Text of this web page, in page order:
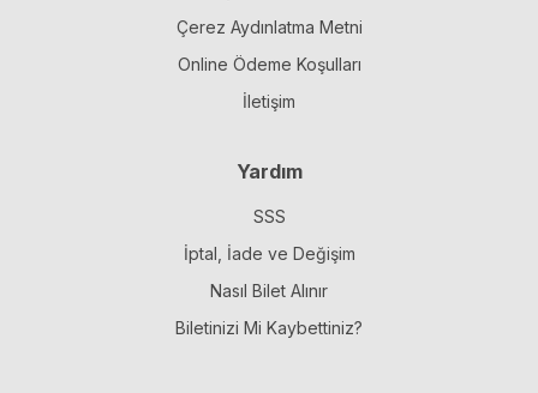
Çerez Aydınlatma Metni
Online Ödeme Koşulları
İletişim
Yardım
SSS
İptal, İade ve Değişim
Nasıl Bilet Alınır
Biletinizi Mi Kaybettiniz?